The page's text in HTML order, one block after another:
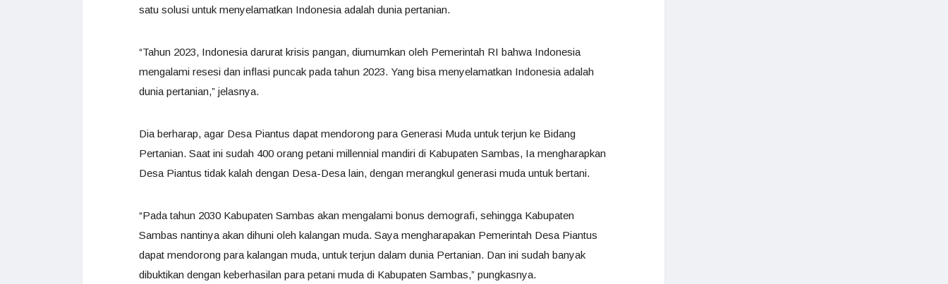
satu solusi untuk menyelamatkan Indonesia adalah dunia pertanian.
“Tahun 2023, Indonesia darurat krisis pangan, diumumkan oleh Pemerintah RI bahwa Indonesia
mengalami resesi dan inflasi puncak pada tahun 2023. Yang bisa menyelamatkan Indonesia adalah
dunia pertanian,” jelasnya.
Dia berharap, agar Desa Piantus dapat mendorong para Generasi Muda untuk terjun ke Bidang
Pertanian. Saat ini sudah 400 orang petani millennial mandiri di Kabupaten Sambas, Ia mengharapkan
Desa Piantus tidak kalah dengan Desa-Desa lain, dengan merangkul generasi muda untuk bertani.
“Pada tahun 2030 Kabupaten Sambas akan mengalami bonus demografi, sehingga Kabupaten
Sambas nantinya akan dihuni oleh kalangan muda. Saya mengharapakan Pemerintah Desa Piantus
dapat mendorong para kalangan muda, untuk terjun dalam dunia Pertanian. Dan ini sudah banyak
dibuktikan dengan keberhasilan para petani muda di Kabupaten Sambas,” pungkasnya.